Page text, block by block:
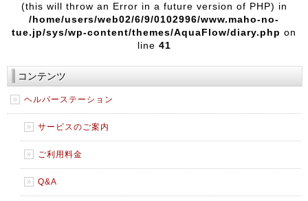
(this will throw an Error in a future version of PHP) in
/home/users/web02/6/9/0102996/www.maho-no-
tue.jp/sys/wp-content/themes/AquaFlow/diary.php on
line 41
コンテンツ
ヘルパーステーション
サービスのご案内
ご利用料金
Q&A